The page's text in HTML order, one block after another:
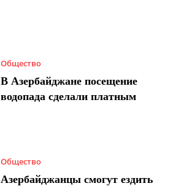
Общество
В Азербайджане посещение
водопада сделали платным
Общество
Азербайджанцы смогут ездить